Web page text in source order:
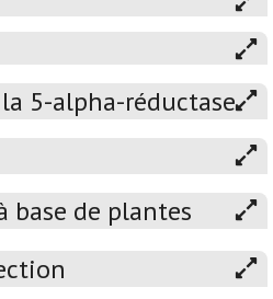
5-alpha-réductase
base de plantes